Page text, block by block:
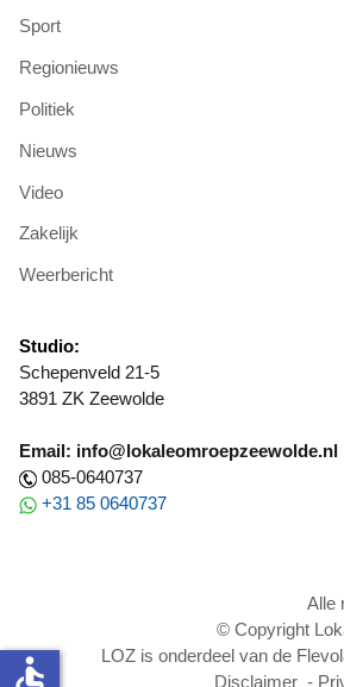
Sport
Regionieuws
Politiek
Nieuws
Video
Zakelijk
Weerbericht
Studio:
Schepenveld 21-5
3891 ZK Zeewolde
Email: info@lokaleomroepzeewolde.nl
085-0640737
+31 85 0640737
© Copyright
LOZ is onderdeel van de
Disclaimer -
accessible